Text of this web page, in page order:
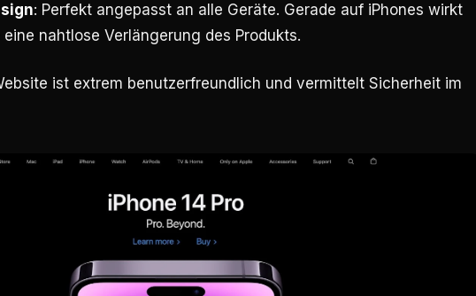
: Perfekt angepasst an alle Geräte. Gerade auf iPhones wirkt
nahtlose Verlängerung des Produkts.
ist extrem benutzerfreundlich und vermittelt Sicherheit im